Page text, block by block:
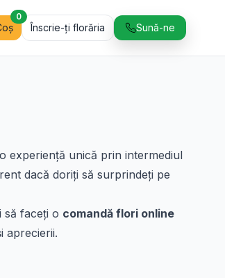
0
Înscrie-ți florăria Sună-ne
experiență unică prin intermediul
dacă doriți să surprindeți pe
să faceți o comandă flori online
aprecierii.